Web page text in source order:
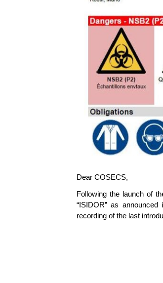
Dear COSECS,
Following the launch of
“ISIDOR” as
recording of the last